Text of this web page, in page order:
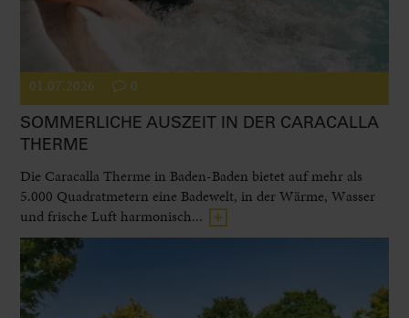
01.07.2026 0
SOMMERLICHE AUSZEIT IN DER CARACALLA
THERME
Die Caracalla Therme in Baden-Baden bietet auf mehr als
5.000 Quadratmetern eine Badewelt, in der Wärme, Wasser
und frische Luft harmonisch...